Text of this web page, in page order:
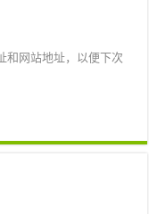
和网站地址，以便下次